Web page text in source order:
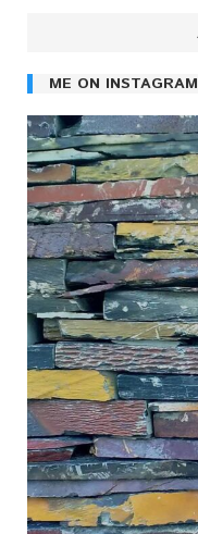
ME ON INSTAGRAM